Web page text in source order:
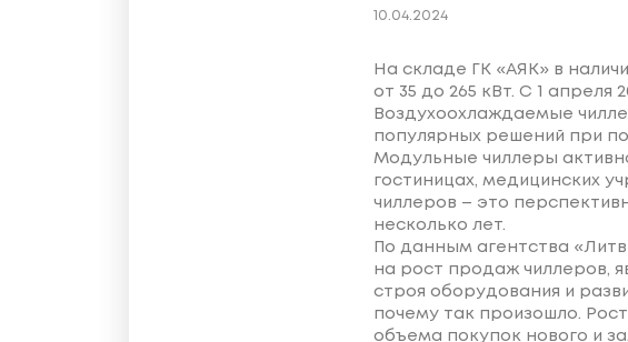
10.04.2024
На складе ГК «АЯК» в
от 35 до 265 кВт. С 1 апреля
Воздухоохлаждаемые
популярных решений при
Модульные чиллеры
гостиницах, медицинских
чиллеров – это
несколько лет.
По данным агентства
на рост продаж чиллеров,
строя оборудования и
почему так произошло.
объема покупок нового и